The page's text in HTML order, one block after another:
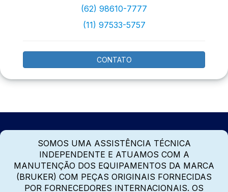
(62) 98610-7777
(11) 97533-5757
CONTATO
SOMOS UMA ASSISTÊNCIA TÉCNICA
INDEPENDENTE E ATUAMOS COM A
MANUTENÇÃO DOS EQUIPAMENTOS DA MARCA
(BRUKER) COM PEÇAS ORIGINAIS FORNECIDAS
POR FORNECEDORES INTERNACIONAIS. OS